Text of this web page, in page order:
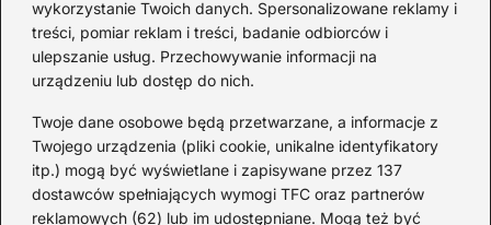
wykorzystanie Twoich danych. Spersonalizowane reklamy i
treści, pomiar reklam i treści, badanie odbiorców i
ulepszanie usług. Przechowywanie informacji na
urządzeniu lub dostęp do nich.
Twoje dane osobowe będą przetwarzane, a informacje z
Twojego urządzenia (pliki cookie, unikalne identyfikatory
itp.) mogą być wyświetlane i zapisywane przez 137
dostawców spełniających wymogi TFC oraz partnerów
reklamowych (62) lub im udostępniane. Mogą też być
Kategorie
Koktajle(128)
Likier (10)
Piwo(28)
Porady(68)
Przekąski(37)